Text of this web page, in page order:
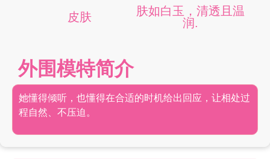
皮肤
肤如白玉，清透且温
润.
外围模特简介
她懂得倾听，也懂得在合适的时机给出回应，让相处过
程自然、不压迫。